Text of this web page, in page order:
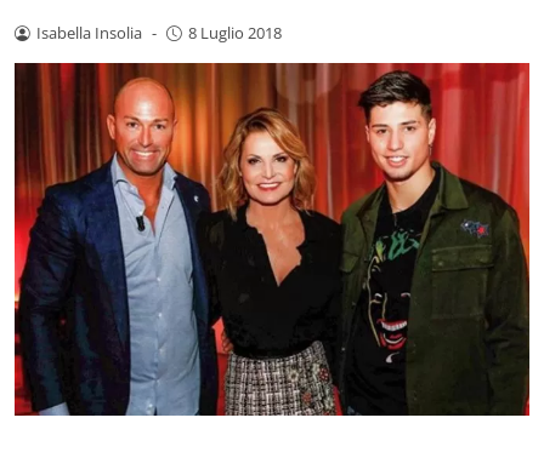
Isabella Insolia - 8 Luglio 2018